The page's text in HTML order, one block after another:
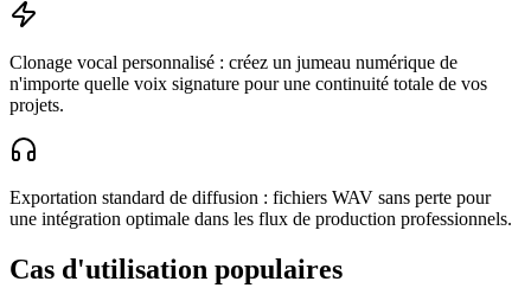
Clonage vocal personnalisé : créez un jumeau numérique de
n'importe quelle voix signature pour une continuité totale de vos
projets.
Exportation standard de diffusion : fichiers WAV sans perte pour
une intégration optimale dans les flux de production professionnels.
Cas d'utilisation populaires